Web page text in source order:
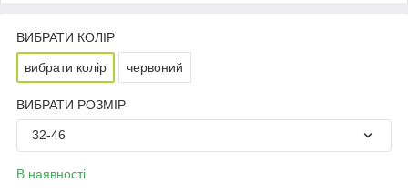
ВИБРАТИ КОЛІР
вибрати колір червоний
ВИБРАТИ РОЗМІР
32-46
В наявності